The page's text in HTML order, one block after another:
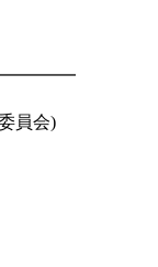
員会)